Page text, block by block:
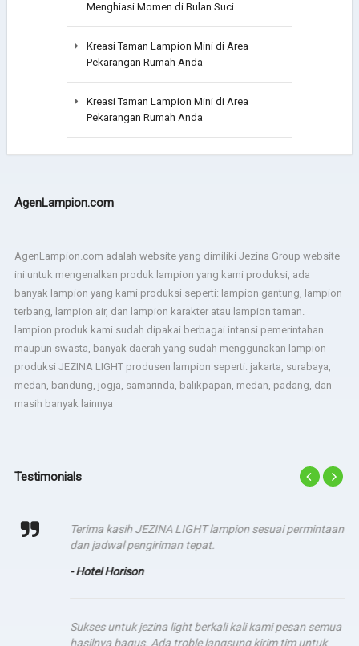
Menghiasi Momen di Bulan Suci
Kreasi Taman Lampion Mini di Area
Pekarangan Rumah Anda
Kreasi Taman Lampion Mini di Area
Pekarangan Rumah Anda
AgenLampion.com
AgenLampion.com adalah website yang dimiliki Jezina Group website
ini untuk mengenalkan produk lampion yang kami produksi, ada
banyak lampion yang kami produksi seperti: lampion gantung, lampion
terbang, lampion air, dan lampion karakter atau lampion taman.
lampion produk kami sudah dipakai berbagai intansi pemerintahan
maupun swasta, banyak daerah yang sudah menggunakan lampion
produksi JEZINA LIGHT produsen lampion seperti: jakarta, surabaya,
medan, bandung, jogja, samarinda, balikpapan, medan, padang, dan
masih banyak lainnya
Testimonials
Terima kasih JEZINA LIGHT lampion sesuai permintaan
dan jadwal pengiriman tepat.
- Hotel Horison
Sukses untuk jezina light berkali kali kami pesan semua
hasilnya bagus. Ada troble langsung kirim tim untuk